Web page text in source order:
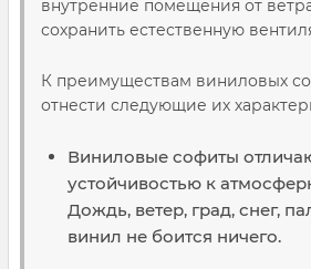
внутренние помещения от
сохранить естественную
К преимуществам виниловых
отнести следующие их
Виниловые софиты
устойчивостью к
Дождь, ветер, град, снег,
винил не боится ничего.